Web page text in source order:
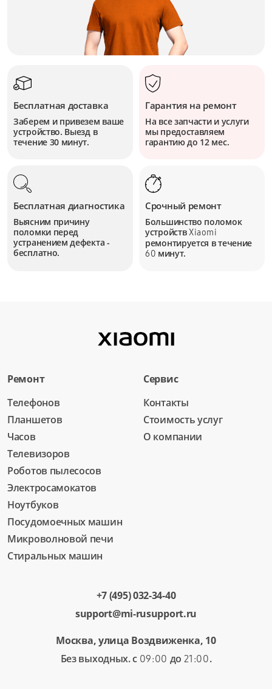
Бесплатная доставка
Заберем и привезем ваше
устройство. Выезд в
течение 30 минут.
Гарантия на ремонт
На все запчасти и услуги
мы предоставляем
гарантию до 12 мес.
Бесплатная диагностика
Выясним причину
поломки перед
устранением дефекта -
бесплатно.
Срочный ремонт
Большинство поломок
устройствXiaomi
ремонтируется в течение
60 минут.
Ремонт
Телефонов
Планшетов
Часов
Телевизоров
Роботов пылесосов
Электросамокатов
Ноутбуков
Посудомоечных машин
Микроволновой печи
Стиральных машин
Сервис
Контакты
Стоимость услуг
О компании
+7 (495) 032-34-40
support@mi-rusupport.ru
Москва, улица Воздвиженка, 10
Без выходных. с 09:00 до 21:00.